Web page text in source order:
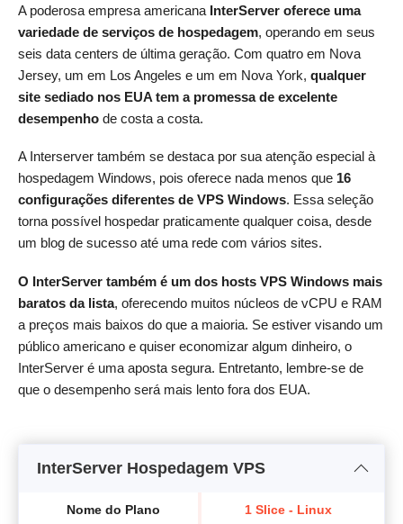
A poderosa empresa americana InterServer oferece uma
variedade de serviços de hospedagem, operando em seus
seis data centers de última geração. Com quatro em Nova
Jersey, um em Los Angeles e um em Nova York, qualquer
site sediado nos EUA tem a promessa de excelente
desempenho de costa a costa.
A Interserver também se destaca por sua atenção especial à
hospedagem Windows, pois oferece nada menos que 16
configurações diferentes de VPS Windows. Essa seleção
torna possível hospedar praticamente qualquer coisa, desde
um blog de sucesso até uma rede com vários sites.
O InterServer também é um dos hosts VPS Windows mais
baratos da lista, oferecendo muitos núcleos de vCPU e RAM
a preços mais baixos do que a maioria. Se estiver visando um
público americano e quiser economizar algum dinheiro, o
InterServer é uma aposta segura. Entretanto, lembre-se de
que o desempenho será mais lento fora dos EUA.
InterServer Hospedagem VPS
Nome do Plano 1 Slice - Linux